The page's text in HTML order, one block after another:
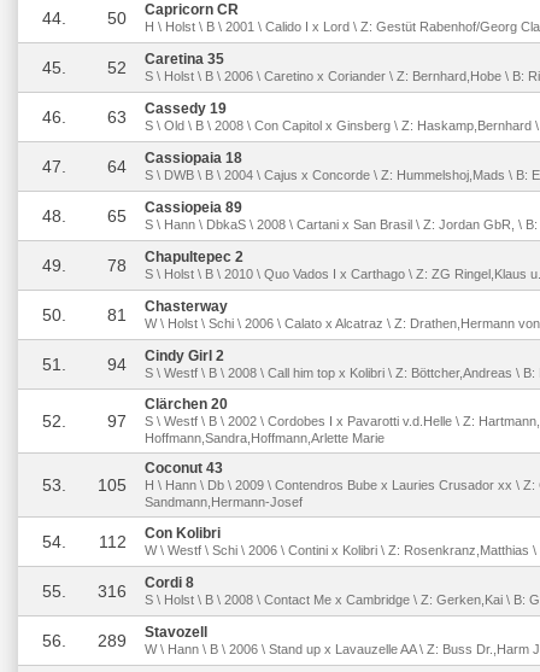
44. 50 Capricorn CR
H \ Holst \ B \ 2001 \ Calido I x Lord \ Z: Gestüt Rabenhof/Georg
45. 52 Caretina 35
S \ Holst \ B \ 2006 \ Caretino x Coriander \ Z: Bernhard,Hobe \ B:
46. 63 Cassedy 19
S \ Old \ B \ 2008 \ Con Capitol x Ginsberg \ Z: Haskamp,Bernhard
47. 64 Cassiopaia 18
S \ DWB \ B \ 2004 \ Cajus x Concorde \ Z: Hummelshoj,Mads \ B:
48. 65 Cassiopeia 89
S \ Hann \ DbkaS \ 2008 \ Cartani x San Brasil \ Z: Jordan GbR, \
49. 78 Chapultepec 2
S \ Holst \ B \ 2010 \ Quo Vados I x Carthago \ Z: ZG Ringel,Klaus
50. 81 Chasterway
W \ Holst \ Schi \ 2006 \ Calato x Alcatraz \ Z: Drathen,Hermann
51. 94 Cindy Girl 2
S \ Westf \ B \ 2008 \ Call him top x Kolibri \ Z: Böttcher,Andreas \
52. 97
Clärchen 20
S \ Westf \ B \ 2002 \ Cordobes I x Pavarotti v.d.Helle \ Z:
Hoffmann,Sandra,Hoffmann,Arlette Marie
53. 105
Coconut 43
H \ Hann \ Db \ 2009 \ Contendros Bube x Lauries Crusador xx \ Z:
Sandmann,Hermann-Josef
54. 112 Con Kolibri
W \ Westf \ Schi \ 2006 \ Contini x Kolibri \ Z: Rosenkranz,Matthias
55. 316 Cordi 8
S \ Holst \ B \ 2008 \ Contact Me x Cambridge \ Z: Gerken,Kai \ B:
56. 289 Stavozell
W \ Hann \ B \ 2006 \ Stand up x Lavauzelle AA \ Z: Buss Dr.,Harm